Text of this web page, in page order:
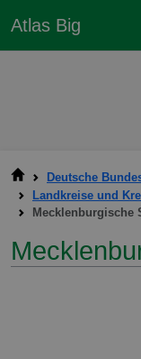
Atlas Big
Deutsche
Landkreise und
Mecklenburgische